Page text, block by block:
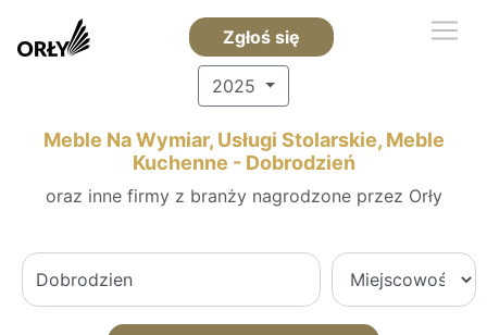
Zgłoś się
2025
Meble Na Wymiar, Usługi Stolarskie, Meble
Kuchenne - Dobrodzień
oraz inne firmy z branży nagrodzone przez Orły